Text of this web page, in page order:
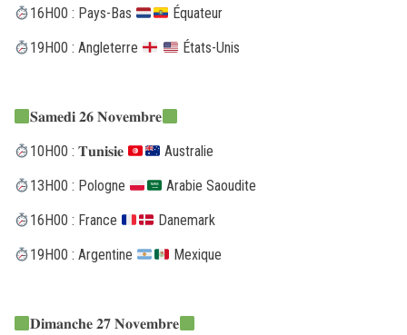
16H00 : Pays-Bas
Équateur
19H00 : Angleterre
États-Unis
𝐒𝐚𝐦𝐞𝐝𝐢 𝟐𝟔 𝐍𝐨𝐯𝐞𝐦𝐛𝐫𝐞
10H00 : 𝐓𝐮𝐧𝐢𝐬𝐢𝐞
Australie
13H00 : Pologne
Arabie Saoudite
16H00 : France
Danemark
19H00 : Argentine
Mexique
𝐃𝐢𝐦𝐚𝐧𝐜𝐡𝐞 𝟐𝟕 𝐍𝐨𝐯𝐞𝐦𝐛𝐫𝐞